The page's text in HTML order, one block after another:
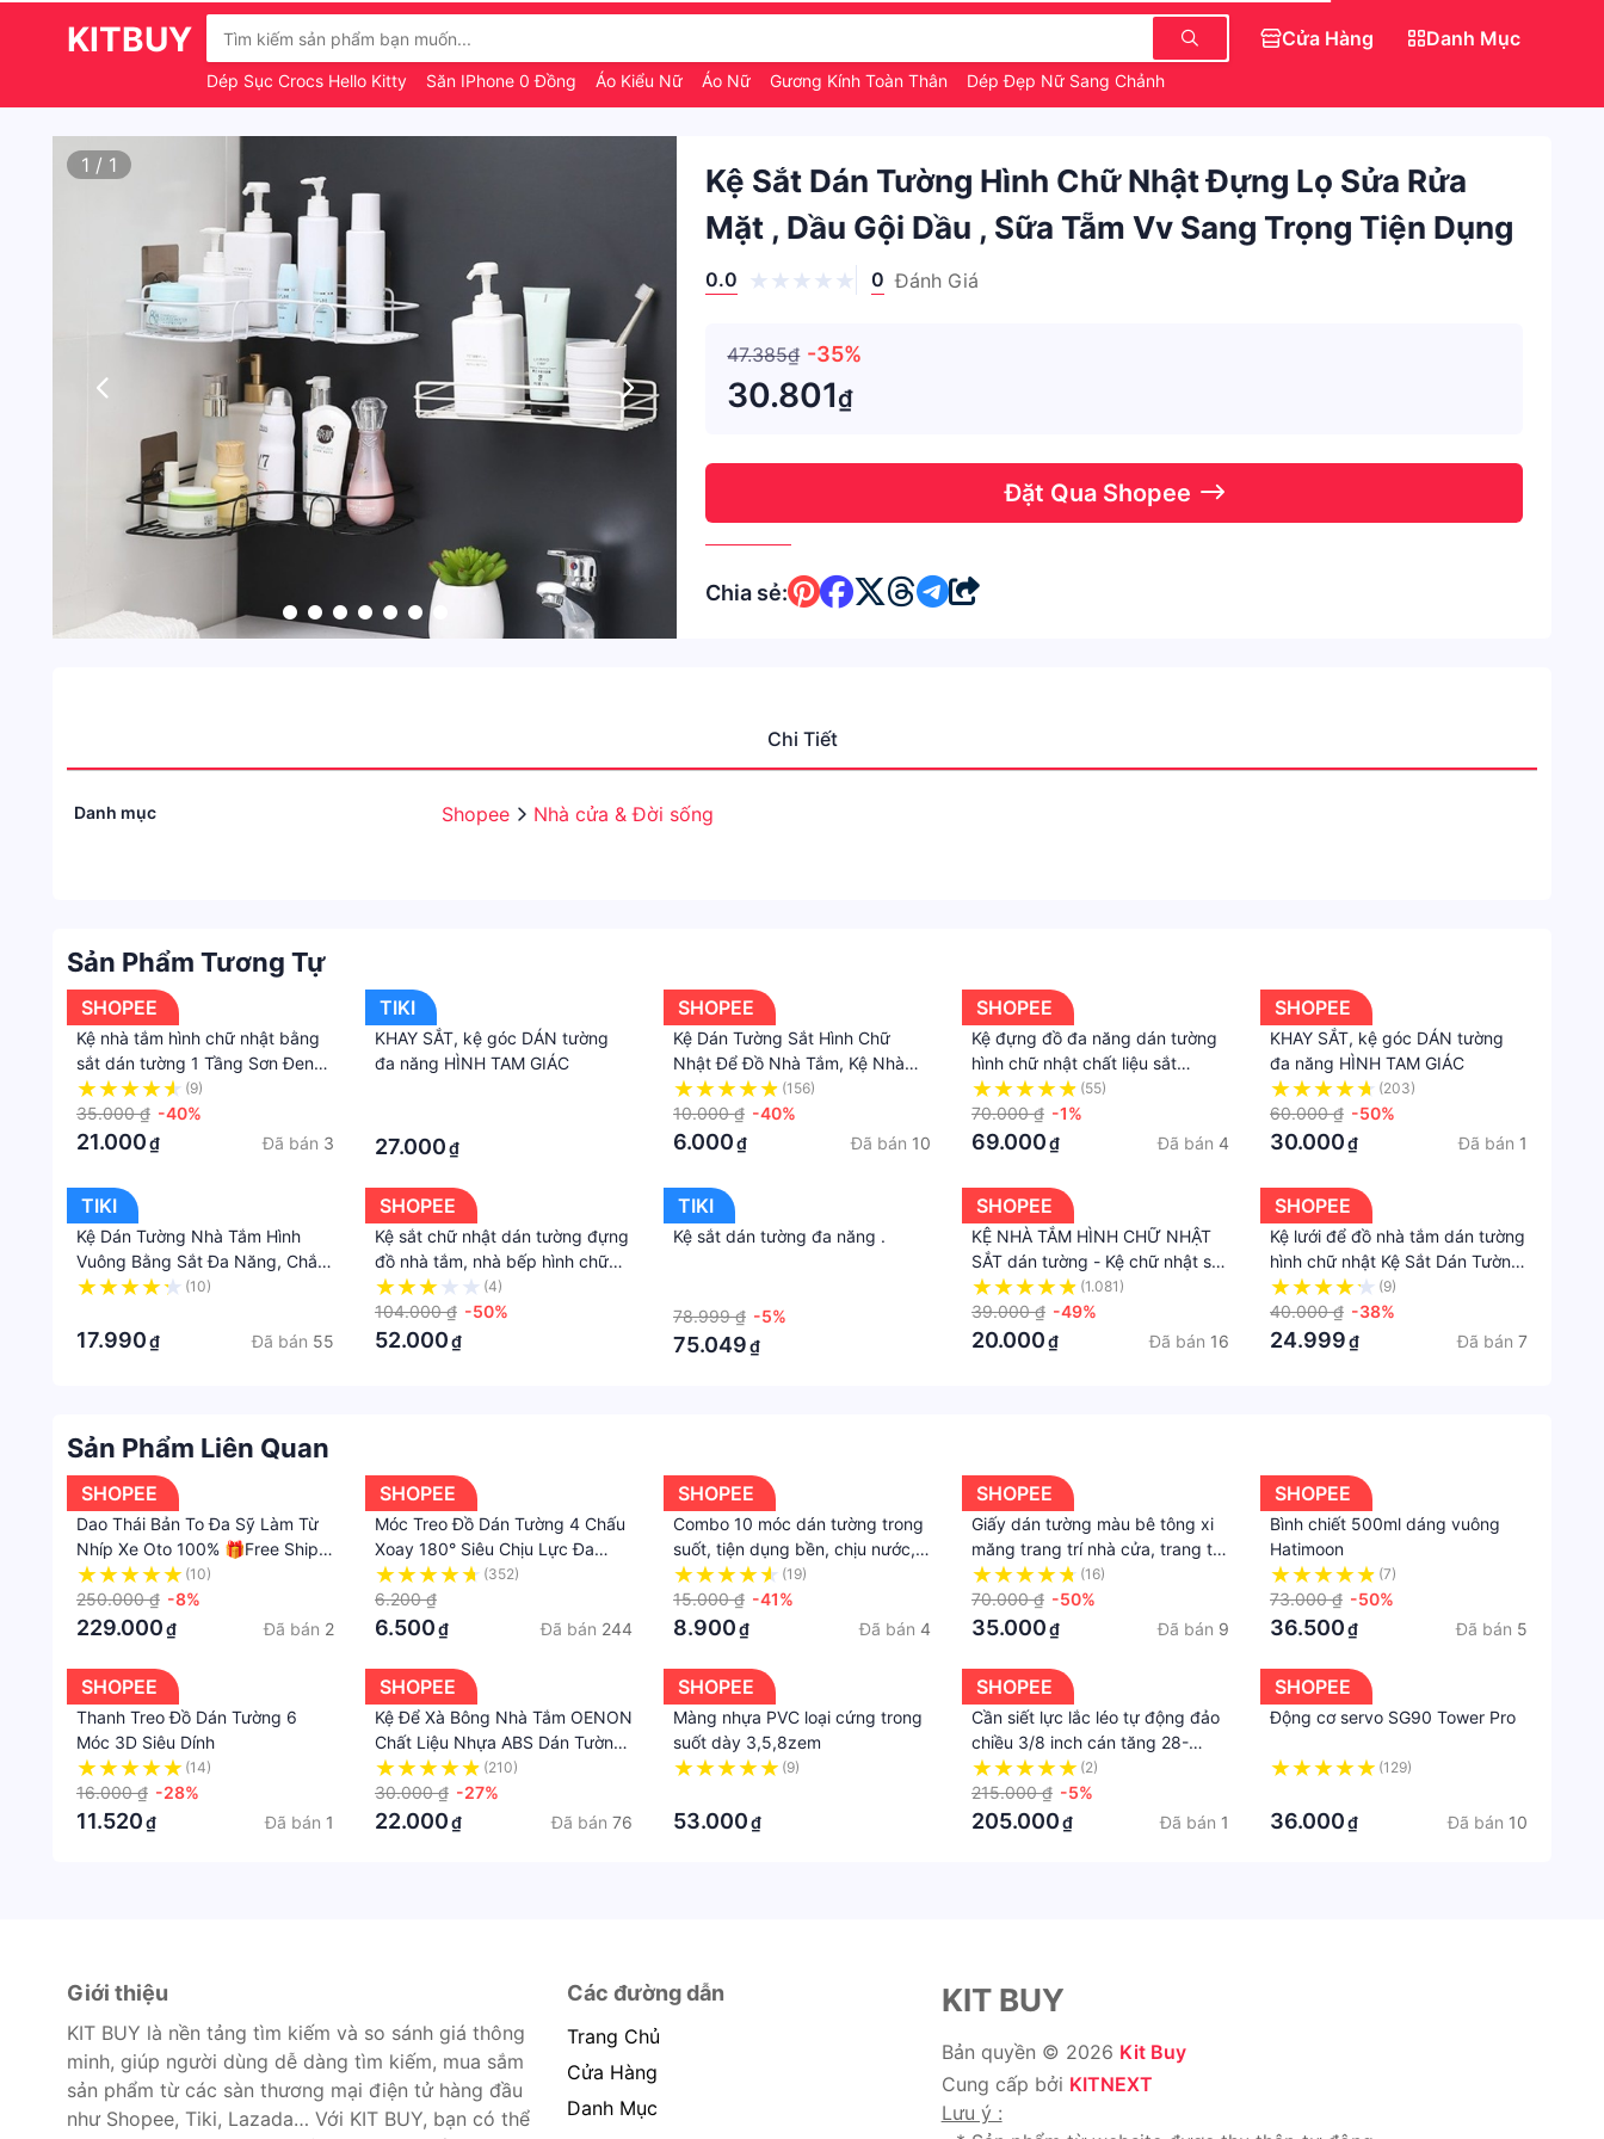
KITBUY
Dép Sục Crocs Hello Kitty Săn IPhone 0 Đồng Áo Kiểu Nữ Áo Nữ Gương Kính Toàn Thân Dép Đẹp Nữ Sang Chảnh
Cửa Hàng Danh Mục
1 / 1
Kệ Sắt Dán Tường Hình Chữ Nhật Đựng Lọ Sửa Rửa
Mặt , Dầu Gội Dầu , Sữa Tẵm Vv Sang Trọng Tiện Dụng
0.0 0 Đánh Giá
47.385₫ -35%
30.801₫
Đặt Qua Shopee
Chia sẻ:
Chi Tiết
Danh mục Shopee Nhà cửa & Đời sống
Sản Phẩm Tương Tự
SHOPEE
Kệ nhà tắm hình chữ nhật bằng
sắt dán tường 1 Tầng Sơn Đen
Tĩnh Điện
(9)
35.000 ₫ -40%
21.000₫ Đã bán 3
TIKI
KHAY SẮT, kệ góc DÁN tường
đa năng HÌNH TAM GIÁC
27.000₫
SHOPEE
Kệ Dán Tường Sắt Hình Chữ
Nhật Để Đồ Nhà Tắm, Kệ Nhà
Tắm Dán Tường Cao Cấp
(156)
10.000 ₫ -40%
6.000₫ Đã bán 10
SHOPEE
Kệ đựng đồ đa năng dán tường
hình chữ nhật chất liệu sắt
không rỉ kệ đựng đồ nhà tắm
dán tường
(55)
70.000 ₫ -1%
69.000₫ Đã bán 4
SHOPEE
KHAY SẮT, kệ góc DÁN tường
đa năng HÌNH TAM GIÁC
(203)
60.000 ₫ -50%
30.000₫ Đã bán 1
TIKI
Kệ Dán Tường Nhà Tắm Hình
Vuông Bằng Sắt Đa Năng, Chắc
Chắn
(10)
17.990₫ Đã bán 55
SHOPEE
Kệ sắt chữ nhật dán tường đựng
đồ nhà tắm, nhà bếp hình chữ
nhật tiện lợi, hiện đại LO74
(4)
104.000 ₫ -50%
52.000₫
TIKI
Kệ sắt dán tường đa năng .
78.999 ₫ -5%
75.049₫
SHOPEE
KỆ NHÀ TẮM HÌNH CHỮ NHẬT
SẮT dán tường - Kệ chữ nhật sắt
dán tường
(1.081)
39.000 ₫ -49%
20.000₫ Đã bán 16
SHOPEE
Kệ lưới để đồ nhà tắm dán tường
hình chữ nhật Kệ Sắt Dán Tường
Cao Cấp Không Rỉ Siêu Chắc
88410
(9)
40.000 ₫ -38%
24.999₫ Đã bán 7
Sản Phẩm Liên Quan
SHOPEE
Dao Thái Bản To Đa Sỹ Làm Từ
Nhíp Xe Oto 100% 🎁Free Ship
🎁 Bền Đẹp Siêu Sắc Siêu Tiện
Lợi
(10)
250.000 ₫ -8%
229.000₫ Đã bán 2
SHOPEE
Móc Treo Đồ Dán Tường 4 Chấu
Xoay 180° Siêu Chịu Lực Đa
Năng Tiện Lợi (352)
6.200 ₫
6.500₫ Đã bán 244
SHOPEE
Combo 10 móc dán tường trong
suốt, tiện dụng bền, chịu nước,
không bong tróc.
(19)
15.000 ₫ -41%
8.900₫ Đã bán 4
SHOPEE
Giấy dán tường màu bê tông xi
măng trang trí nhà cửa, trang trí
cửa hàng, quán cafe, làm phông
nền chụp hình..
(16)
70.000 ₫ -50%
35.000₫ Đã bán 9
SHOPEE
Bình chiết 500ml dáng vuông
Hatimoon
(7)
73.000 ₫ -50%
36.500₫ Đã bán 5
SHOPEE
Thanh Treo Đồ Dán Tường 6
Móc 3D Siêu Dính
(14)
16.000 ₫ -28%
11.520₫ Đã bán 1
SHOPEE
Kệ Để Xà Bông Nhà Tắm OENON
Chất Liệu Nhựa ABS Dán Tường
Gạch Men
(210)
30.000 ₫ -27%
22.000₫ Đã bán 76
SHOPEE
Màng nhựa PVC loại cứng trong
suốt dày 3,5,8zem
(9)
53.000₫
SHOPEE
Cần siết lực lắc léo tự động đảo
chiều 3/8 inch cán tăng 28-
38cm
(2)
215.000 ₫ -5%
205.000₫ Đã bán 1
SHOPEE
Động cơ servo SG90 Tower Pro
(129)
36.000₫ Đã bán 10
Giới thiệu
KIT BUY là nền tảng tìm kiếm và so sánh giá thông
minh, giúp người dùng dễ dàng tìm kiếm, mua sắm
sản phẩm từ các sàn thương mại điện tử hàng đầu
như Shopee, Tiki, Lazada… Với KIT BUY, bạn có thể
Các đường dẫn
Trang Chủ
Cửa Hàng
Danh Mục
KIT BUY
Bản quyền © 2026 Kit Buy
Cung cấp bởi KITNEXT
Lưu ý :